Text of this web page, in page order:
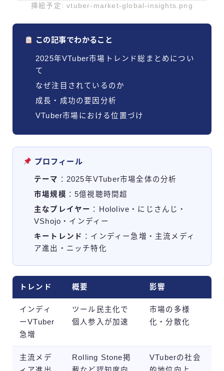
挿絵予定: vtuber-market-global-insights.png
この記事でわかること
2025年VTuber市場トレンド総まとめについ
て
なぜ注目されているのか
成長・成功の要因分析
VTuber市場における位置づけ
プロフィール
テーマ ：2025年VTuber市場全体の分析
市場規模 ：5億視聴時間超
主なプレイヤー ：Hololive・にじさんじ・
VShojo・インディー
キートレンド ：インディー急増・主流メディ
ア進出・ニッチ特化
トレンド 概要 影響
インディ
ーVTuber
急増
ツール民主化で
個人参入が加速
市場の多様
化・分散化
主流メデ
Rolling Stone掲
VTuberの社会